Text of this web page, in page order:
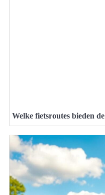
Welke fietsroutes bieden